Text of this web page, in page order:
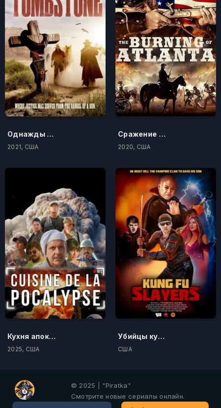
Однажды в Тумстоуне
2021, США
Сражение за Атланту
2020, США
Кухня апокалипсиса
2025, США
Убийцы кунг-фу
США
© 2025 | "Piratka"
Смотрите новые сериалы онлайн.